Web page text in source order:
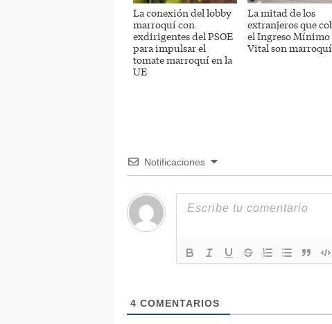
La conexión del lobby
marroquí con
exdirigentes del PSOE
para impulsar el
tomate marroquí en la
UE
La mitad de los
extranjeros que
el Ingreso Mínimo
Vital son
Notificaciones
4 COMENTARIOS